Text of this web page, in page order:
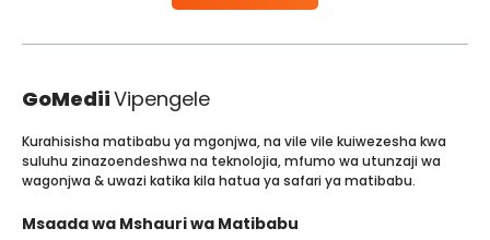
GoMediiVipengele
Kurahisisha matibabu ya mgonjwa, na vile vile kuiwezesha kwa
suluhu zinazoendeshwa na teknolojia, mfumo wa utunzaji wa
wagonjwa & uwazi katika kila hatua ya safari ya matibabu.
Msaada wa Mshauri wa Matibabu